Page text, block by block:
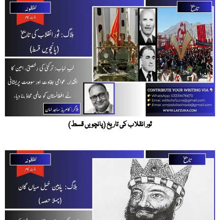
ثور انقلاب کی تاریخ (پانچویں قسط)